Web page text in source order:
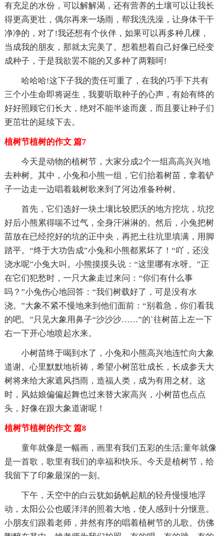
有充足的水份，可以解解渴，还有营养的土壤可以让我长
得更高更壮，偶尔再来一场雨，帮我洗洗澡，让身体干干
净净的，对了!我还想有个伙伴，如果可以再多种几棵，
当成我的朋友，那就太完美了。想着想着自己好像已经变
成种子，于是我欲罢不能的又多种了两颗呵!
哈哈哈!这下子我的责任可重了，在我的巧手下共有
三个小生命即将诞生，我要听取种子的心声，有始有终的
好好照顾它们长大，绝对不能半途而废，而且要让种子们
更茁壮的延续下去。
植树节植树的作文 篇7
今天是动物的植树节，大家分成2个一组高高兴兴地
去种树。其中，小兔和小熊一组，它们抬着树苗，拿着铲
子一边走一边唱着栽树歌来到了河边准备种树。
首先，它们选好一块土壤比较肥沃的地方挖坑，坑挖
好后小熊累得喘不过气，全身汗淋淋的。然后，小兔把树
苗放在已经挖好的坑的正中央，再把土往坑里填满，用脚
踏平。“终于大功告成”小兔和小熊都累坏了！“吖，还没
浇水呢”小兔大叫。小熊摸摸头说：“这里哪有水呀。”正
在它们犯愁时，一只大象走过来问：“你们有什么事
吗？”小兔伤心地回答：“我们树载好了，可是没有水
浇。”大象不紧不慢地来到他们面前：“别着急，你们看我
的吧。”只见大象用鼻子“沙沙沙……”的`往树苗上左一下
右一下开心地喷起水来。
小树苗终于喝到水了，小兔和小熊高兴地连忙向大象
道谢。心里默默地祈祷，希望小树茁壮成长，长成参天大
树将来给大家遮风挡雨，造福人类，成为有用之材。这
时，风姑娘偏偏起舞也过来替大家高兴，小树苗也点点
头，好像在跟大象道谢呢！
植树节植树的作文 篇8
童年就像是一幅画，画里有我们五彩的生活;童年就像
是一首歌，歌里有我们的幸福和快乐。今天是植树节，给
我留下了印象最深的一刻。
下午，天空中的白云犹如扬帆起航的轻舟慢慢地浮
动，太阳公公也暖洋洋的照着大地，使人感到十分惬意。
小朋友们跟着老师，井然有序的唱着植树节的儿歌。仿佛